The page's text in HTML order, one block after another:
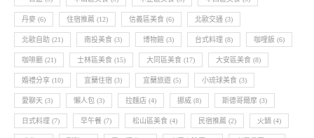
丹麥 (6) 住宿推薦 (12) 信義區美食 (6) 北歐交通 (3)
北歐自助 (21) 南投美食 (3) 博物館 (3) 台式料理 (8) 咖哩飯 (6)
咖啡廳 (21) 士林區美食 (15) 大同區美食 (17) 大安區美食 (8)
婚禮分享 (10) 宜蘭住宿 (3) 宜蘭旅遊 (5) 小琉球美食 (3)
愛聊天 (3) 懶人包 (3) 拉麵店 (4) 挪威 (8) 斯德哥爾摩 (3)
日式料理 (7) 早午餐 (7) 松山區美食 (4) 民宿推薦 (2) 火鍋 (4)